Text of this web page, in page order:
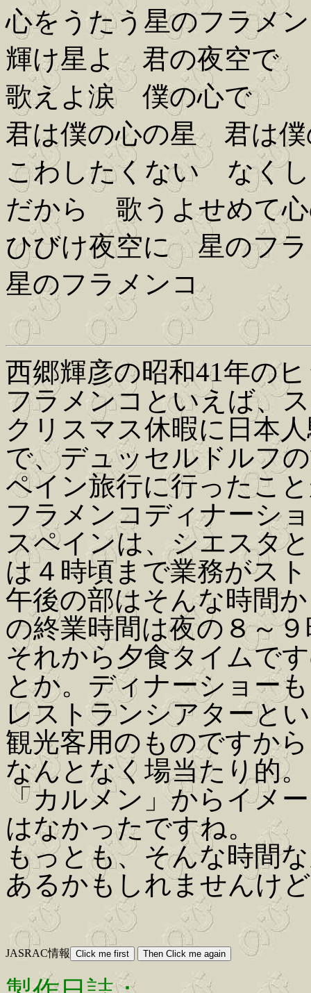
心をうたう星のフラメ
輝け星よ 君の夜空で
歌えよ涙 僕の心で
君は僕の心の星 君は僕
こわしたくない なく
だから 歌うよせめて
ひびけ夜空に 星のフ
星のフラメンコ
西郷輝彦の昭和41年の
フラメンコといえば、
クリスマス休暇に日本
で、デュッセルドルフ
ペイン旅行に行ったこ
フラメンコディナーシ
スペインは、シエスタ
は４時頃まで業務がス
午後の部はそんな時間
の終業時間は夜の８～
それから夕食タイムで
とか。ディナーショー
レストランシアターと
観光客用のものですか
なんとなく場当たり的。
「カルメン」からイメ
はなかったですね。
もっとも、そんな時間
あるかもしれませんけ
JASRAC情報